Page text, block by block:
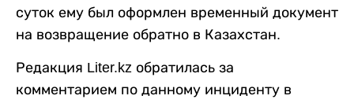
суток ему был оформлен временный документ
на возвращение обратно в Казахстан.
Редакция Liter.kz обратилась за
комментарием по данному инциденту в